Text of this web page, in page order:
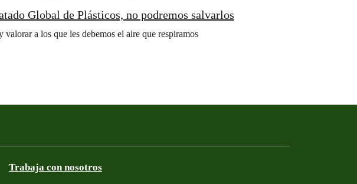
Global de Plásticos, no podremos salvarlos
a los que les debemos el aire que respiramos
Trabaja con nosotros